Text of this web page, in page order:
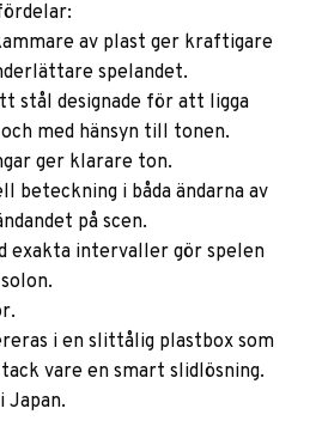
av plast ger kraftigare
spelandet.
stål designade för att ligga
med hänsyn till tonen.
ger klarare ton.
beteckning i båda ändarna av
på scen.
exakta intervaller gör spelen
i en slittålig plastbox som
vare en smart slidlösning.
Japan.